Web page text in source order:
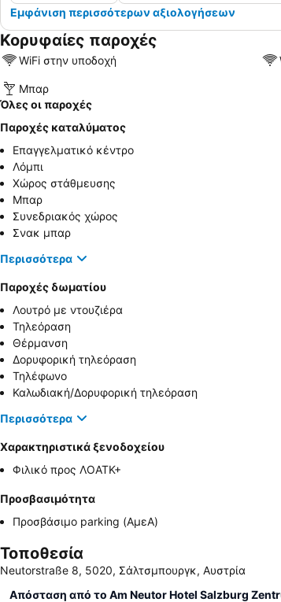
Εμφάνιση περισσότερων αξιολογήσεων
Κορυφαίες παροχές
WiFi στην υποδοχή
Μπαρ
Όλες οι παροχές
Παροχές καταλύματος
Επαγγελματικό κέντρο
Λόμπι
Χώρος στάθμευσης
Μπαρ
Συνεδριακός χώρος
Σνακ μπαρ
Περισσότερα
Παροχές δωματίου
Λουτρό με ντουζιέρα
Τηλεόραση
Θέρμανση
Δορυφορική τηλεόραση
Τηλέφωνο
Καλωδιακή/Δορυφορική τηλεόραση
Περισσότερα
Χαρακτηριστικά ξενοδοχείου
Φιλικό προς ΛΟΑΤΚ+
Προσβασιμότητα
Προσβάσιμο parking (ΑμεΑ)
Τοποθεσία
Neutorstraße 8, 5020, Σάλτσμπουργκ, Αυστρία
Απόσταση από το Am Neutor Hotel Salzburg